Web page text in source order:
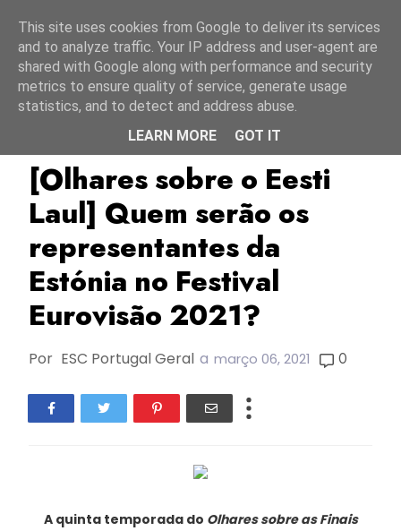
Eesti Laul 2021 ESC2021 Estónia
[Olhares sobre o Eesti
Laul] Quem serão os
representantes da
Estónia no Festival
Eurovisão 2021?
Por ESC Portugal Geral a março 06, 2021 0
A quinta temporada do Olhares sobre as Finais
This site uses cookies from Google to deliver its services
and to analyze traffic. Your IP address and user-agent are
shared with Google along with performance and security
metrics to ensure quality of service, generate usage
statistics, and to detect and address abuse.
LEARN MORE
GOT IT